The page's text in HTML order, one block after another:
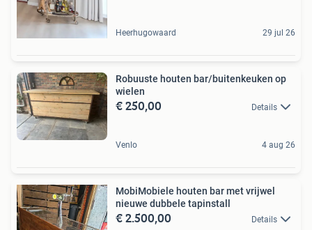
Heerhugowaard 29 jul 26
Robuuste houten bar/buitenkeuken op
wielen
€ 250,00 Details
Venlo 4 aug 26
MobiMobiele houten bar met vrijwel
nieuwe dubbele tapinstall
€ 2.500,00 Details